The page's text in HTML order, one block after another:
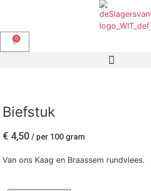
0
Biefstuk
€ 4,50 / per 100 gram
Van ons Kaag en Braassem rundvlees.